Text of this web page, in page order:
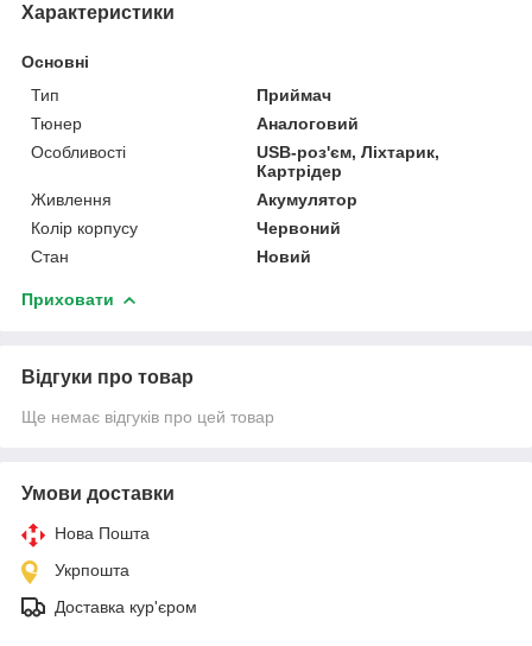
Характеристики
Основні
Тип
Приймач
Тюнер
Аналоговий
Особливості
USB-роз'єм, Ліхтарик,
Картрідер
Живлення
Акумулятор
Колір корпусу
Червоний
Стан
Новий
Приховати
Відгуки про товар
Ще немає відгуків про цей товар
Умови доставки
Нова Пошта
Укрпошта
Доставка кур'єром